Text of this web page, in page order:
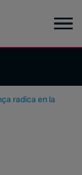
radica en la